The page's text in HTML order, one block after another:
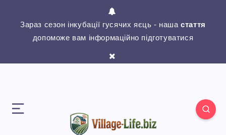
Зараз сезон інкубації гусячих яєць - нашастаття
допоможе вам інформаційно підготуватися